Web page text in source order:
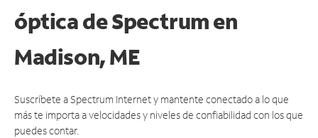
óptica de Spectrum en
Madison, ME
Suscríbete a Spectrum Internet y mantente conectado a lo que
más te importa a velocidades y niveles de confiabilidad con los que
puedes contar.